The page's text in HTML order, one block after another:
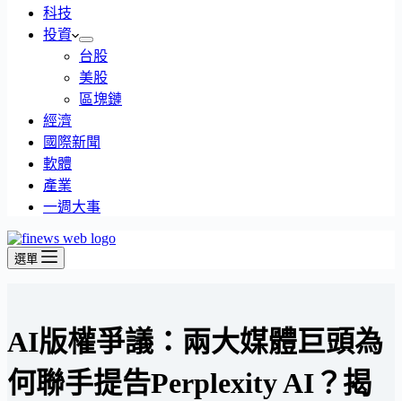
科技
投資
台股
美股
區塊鏈
經濟
國際新聞
軟體
產業
一週大事
選單
AI版權爭議：兩大媒體巨頭為
何聯手提告Perplexity AI？揭